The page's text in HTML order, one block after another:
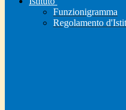
Funzionigramma
Regolamento